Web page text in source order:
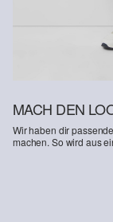
Anbaumethoden
System der
möglicherweise
MACH DEN
Wir haben dir
machen. So wird aus